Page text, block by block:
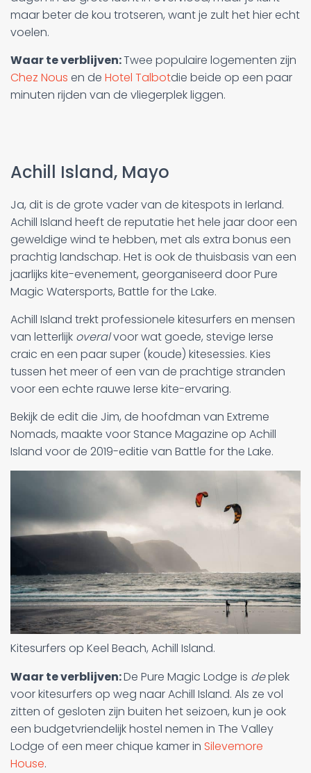
maar beter de kou trotseren, want je zult het hier echt
voelen.
Waar te verblijven:Twee populaire logementen zijn
Chez Nous en de Hotel Talbotdie beide op een paar
minuten rijden van de vliegerplek liggen.
Achill Island, Mayo
Ja, dit is de grote vader van de kitespots in Ierland.
Achill Island heeft de reputatie het hele jaar door een
geweldige wind te hebben, met als extra bonus een
prachtig landschap. Het is ook de thuisbasis van een
jaarlijks kite-evenement, georganiseerd door Pure
Magic Watersports, Battle for the Lake.
Achill Island trekt professionele kitesurfers en mensen
van letterlijk overalvoor wat goede, stevige Ierse
craic en een paar super (koude) kitesessies. Kies
tussen het meer of een van de prachtige stranden
voor een echte rauwe Ierse kite-ervaring.
Bekijk de edit die Jim, de hoofdman van Extreme
Nomads, maakte voor Stance Magazine op Achill
Island voor de 2019-editie van Battle for the Lake.
Kitesurfers op Keel Beach, Achill Island.
Waar te verblijven:De Pure Magic Lodge is deplek
voor kitesurfers op weg naar Achill Island. Als ze vol
zitten of gesloten zijn buiten het seizoen, kun je ook
een budgetvriendelijk hostel nemen in The Valley
Lodge of een meer chique kamer in Silevemore
House.